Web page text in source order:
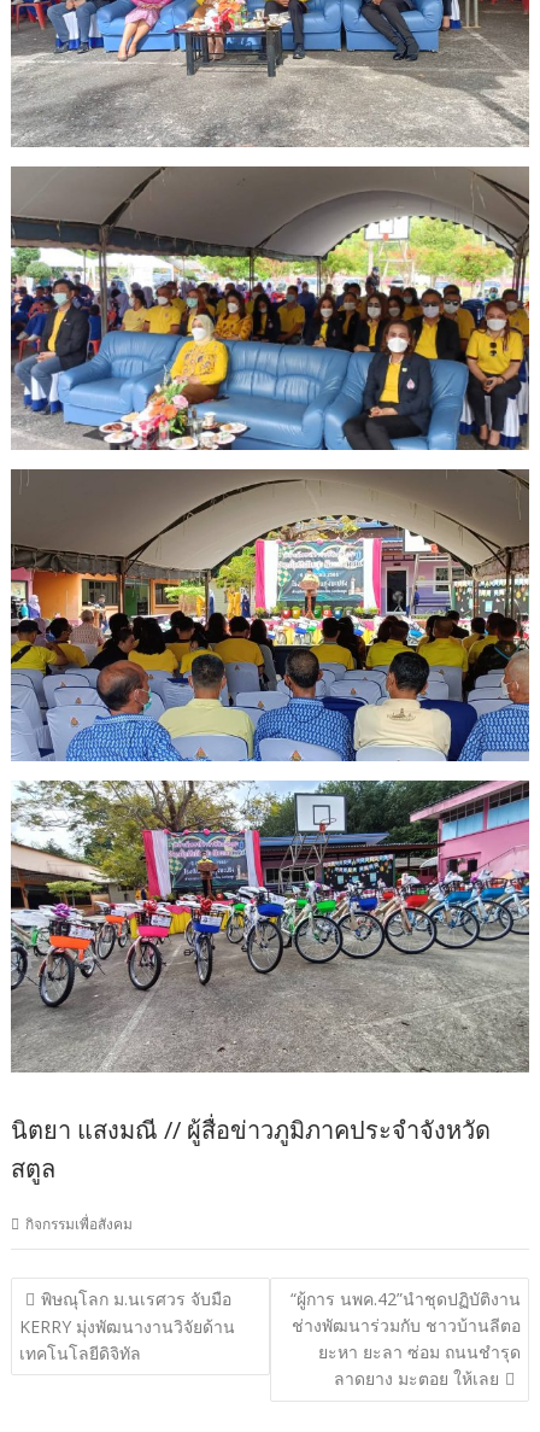
นิตยา แสงมณี // ผู้สื่อข่าวภูมิภาคประจำจังหวัด
สตูล
กิจกรรมเพื่อสังคม
แนะแนว
เรื่อง
พิษณุโลก ม.นเรศวร จับมือ
KERRY มุ่งพัฒนางานวิจัยด้าน
เทคโนโลยีดิจิทัล
“ผู้การ นพค.42”นำชุดปฏิบัติงาน
ช่างพัฒนาร่วมกับ ชาวบ้านลีตอ
ยะหา ยะลา ซ่อม ถนนชำรุด
ลาดยาง มะตอย ให้เลย